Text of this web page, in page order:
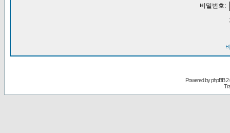
비밀번호:
Powered byphpBB